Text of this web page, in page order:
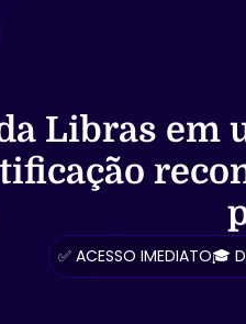
Libras em
✅ ACESSO IMEDIATO🎓